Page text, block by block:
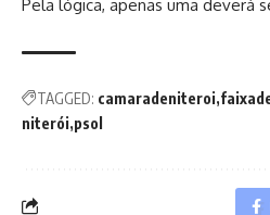
Pela lógica, apenas uma deverá
TAGGED: camaradeniteroi
niterói psol